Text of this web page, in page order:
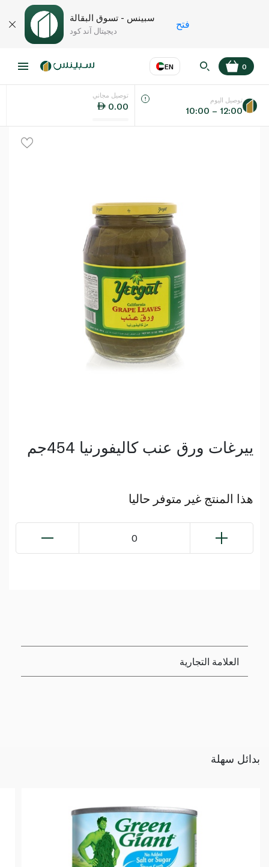
سبينس - تسوق البقالة
ديجيتال آند كود
فتح
EN
اللغة عر
0
توصيل مجاني
0.00
توصيل اليوم
10:00 – 12:00
ييرغات ورق عنب كاليفورنيا 454جم
هذا المنتج غير متوفر حاليا
0
العلامة التجارية
بدائل سهلة